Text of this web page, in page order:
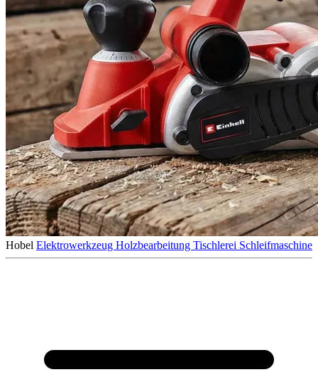
Hobel Elektrowerkzeug Holzbearbeitung Tischlerei Schleifmaschine